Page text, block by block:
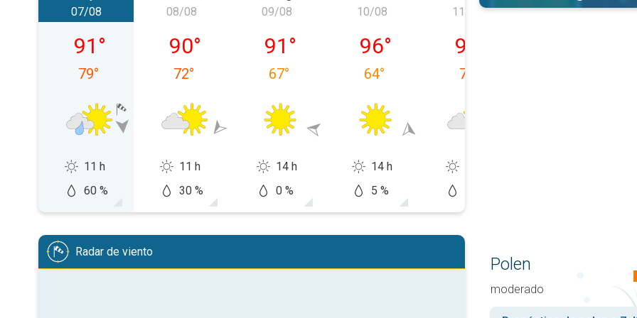
viernes, 07/08
07/08
91 °
79°
11 h
60 %
sábado, 08/08
08/08
90°
72°
11 h
30 %
domingo, 09/08
09/08
91 °
67°
14 h
0 %
lunes, 10/08
10/08
96°
64°
14 h
5 %
11/08
97
72
12/08
Radar de viento
Polen
moderado